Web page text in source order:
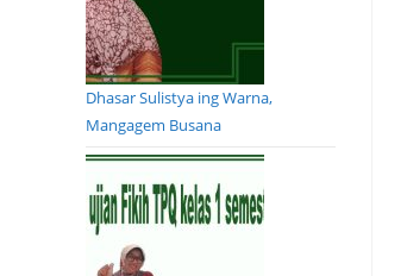
Dhasar Sulistya ing Warna,
Mangagem Busana